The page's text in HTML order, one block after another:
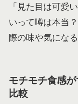
「見た目は可愛
いって噂は本当
際の味や気にな
モチモチ食感
比較